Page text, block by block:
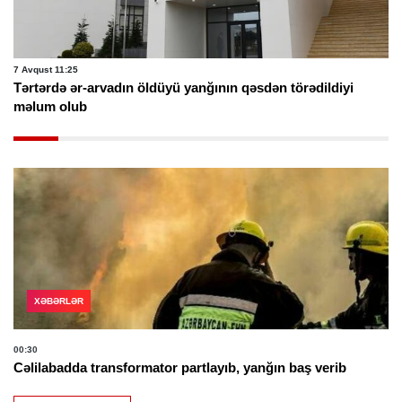
7 Avqust 11:25
Tərtərdə ər-arvadın öldüyü yanğının qəsdən törədildiyi
məlum olub
XƏBƏRLƏR
00:30
Cəlilabadda transformator partlayıb, yanğın baş verib